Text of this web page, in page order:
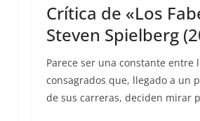
Crítica de «Los
Steven Spielberg
Parece ser una constante entre
consagrados que, llegado a un
de sus carreras, deciden mirar